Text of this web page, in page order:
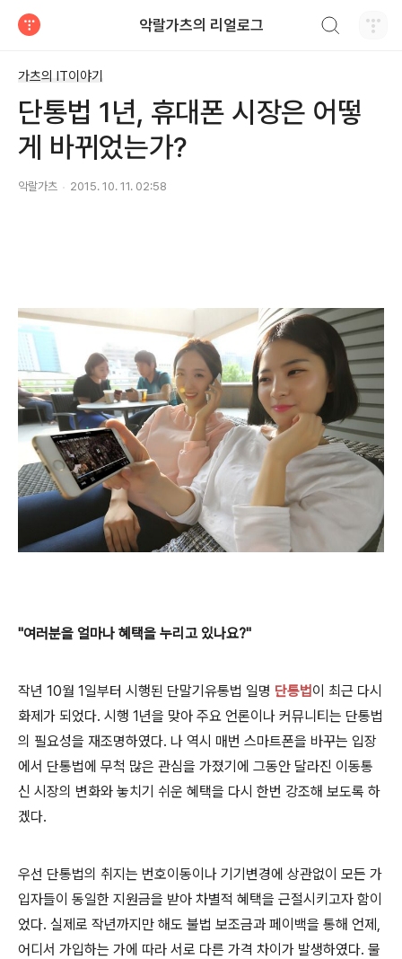
악랄가츠의 리얼로그
가츠의 IT이야기
단통법 1년, 휴대폰 시장은 어떻
게 바뀌었는가?
악랄가츠 2015. 10. 11. 02:58
"여러분을 얼마나 혜택을 누리고 있나요?"
작년 10월 1일부터 시행된 단말기유통법 일명 단통법 이 최근 다시
화제가 되었다. 시행 1년을 맞아 주요 언론이나 커뮤니티는 단통법
의 필요성을 재조명하였다. 나 역시 매번 스마트폰을 바꾸는 입장
에서 단통법에 무척 많은 관심을 가졌기에 그동안 달라진 이동통
신 시장의 변화와 놓치기 쉬운 혜택을 다시 한번 강조해 보도록 하
겠다.
우선 단통법의 취지는 번호이동이나 기기변경에 상관없이 모든 가
입자들이 동일한 지원금을 받아 차별적 혜택을 근절시키고자 함이
었다. 실제로 작년까지만 해도 불법 보조금과 페이백을 통해 언제,
어디서 가입하는 가에 따라 서로 다른 가격 차이가 발생하였다. 물